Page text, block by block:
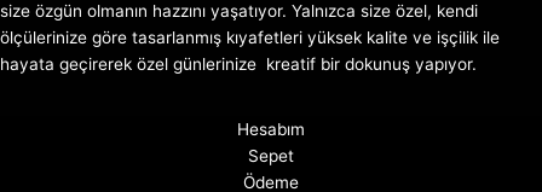
size özgün olmanın hazzını yaşatıyor. Yalnızca size özel, kendi
ölçülerinize göre tasarlanmış kıyafetleri yüksek kalite ve işçilik ile
hayata geçirerek özel günlerinize kreatif bir dokunuş yapıyor.
Hesabım
Sepet
Ödeme